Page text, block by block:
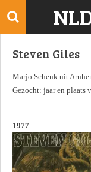
Ga
deSteven Giles
Marjo Schenk uit
Gezocht: jaar en plaats
1977